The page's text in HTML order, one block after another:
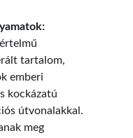
tartalom,
emberi
kockázatú
útvonalakkal.
meg